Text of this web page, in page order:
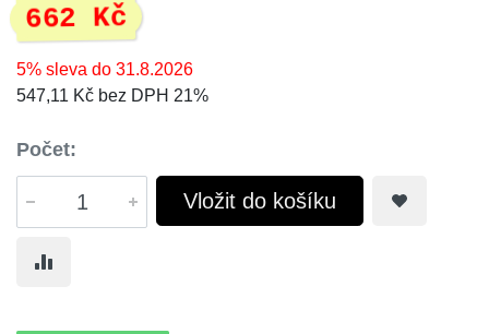
662 Kč
5% sleva do 31.8.2026
547,11 Kč bez DPH 21%
Počet:
Vložit do košíku